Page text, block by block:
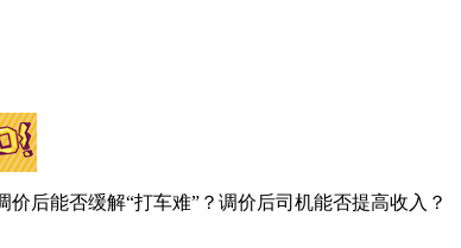
后能否缓解“打车难”？调价后司机能否提高收入？